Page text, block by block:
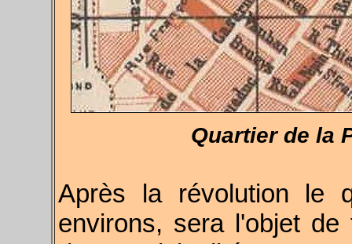
Quartier de la
Après la révolution le
environs, sera l'objet